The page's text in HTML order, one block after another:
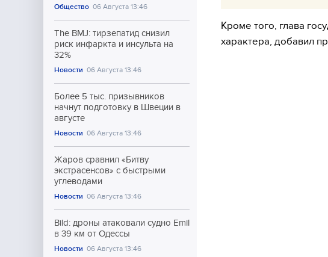
Общество 06 Августа 13:46
The BMJ: тирзепатид снизил
риск инфаркта и инсульта на
32%
Новости 06 Августа 13:46
Более 5 тыс. призывников
начнут подготовку в Швеции в
августе
Новости 06 Августа 13:46
Жаров сравнил «Битву
экстрасенсов» с быстрыми
углеводами
Новости 06 Августа 13:46
Bild: дроны атаковали судно Emil
в 39 км от Одессы
Новости 06 Августа 13:46
Кроме того, глава
характера, добавил